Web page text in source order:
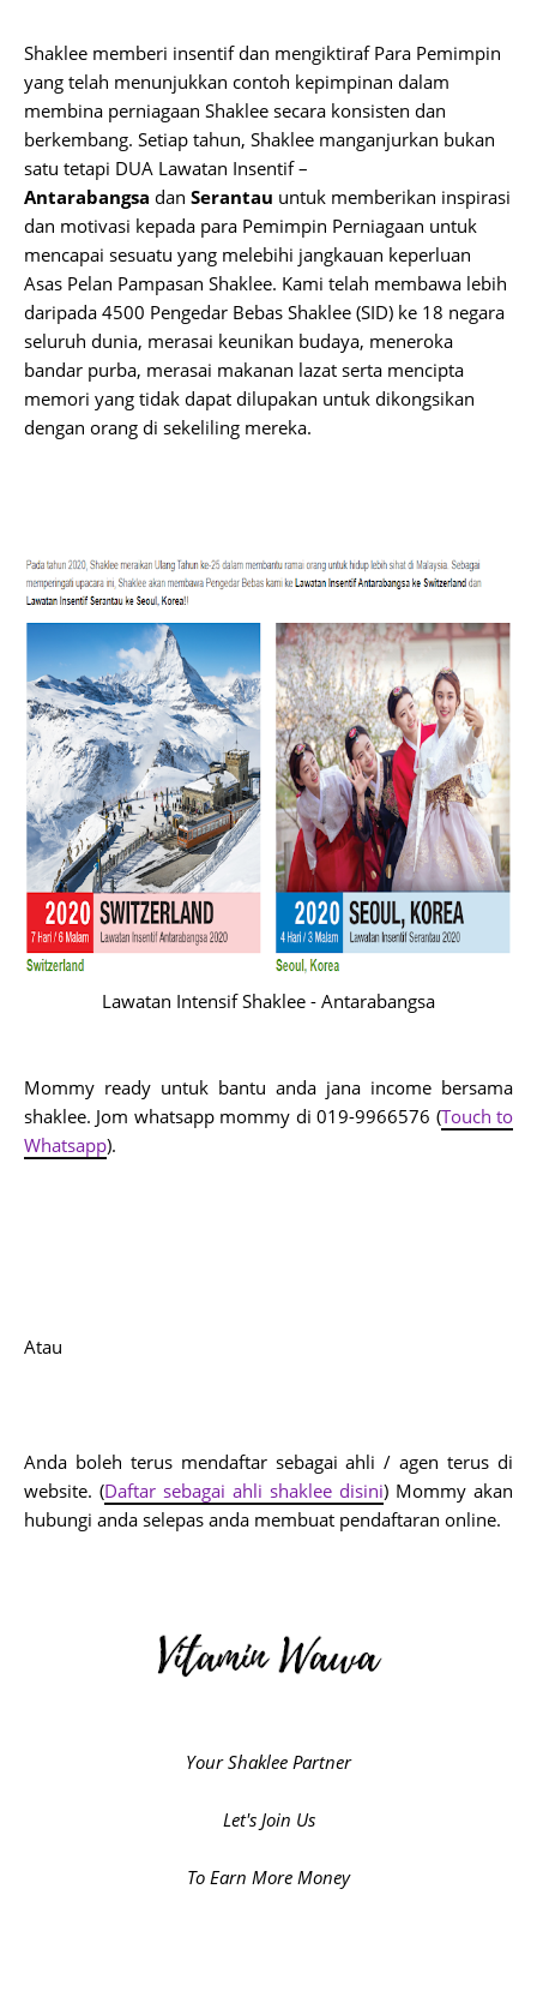
Shaklee memberi insentif dan mengiktiraf Para Pemimpin
yang telah menunjukkan contoh kepimpinan dalam
membina perniagaan Shaklee secara konsisten dan
berkembang. Setiap tahun, Shaklee manganjurkan bukan
satu tetapi DUA Lawatan Insentif –
Antarabangsa dan Serantau untuk memberikan inspirasi
dan motivasi kepada para Pemimpin Perniagaan untuk
mencapai sesuatu yang melebihi jangkauan keperluan
Asas Pelan Pampasan Shaklee. Kami telah membawa lebih
daripada 4500 Pengedar Bebas Shaklee (SID) ke 18 negara
seluruh dunia, merasai keunikan budaya, meneroka
bandar purba, merasai makanan lazat serta mencipta
memori yang tidak dapat dilupakan untuk dikongsikan
dengan orang di sekeliling mereka.
Lawatan Intensif Shaklee - Antarabangsa
Mommy ready untuk bantu anda jana income bersama
shaklee. Jom whatsapp mommy di 019-9966576 (Touch to
Whatsapp).
Atau
Anda boleh terus mendaftar sebagai ahli / agen terus di
website. (Daftar sebagai ahli shaklee disini) Mommy akan
Your Shaklee Partner
Let's Join Us
To Earn More Money